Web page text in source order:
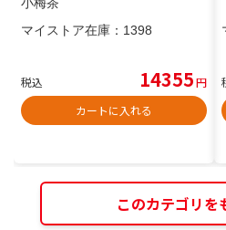
マイストア在庫： 1398
税込 14355円
カートに入れる
このカテゴリを